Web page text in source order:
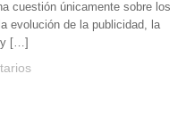
cuestión únicamente sobre los
evolución de la publicidad, la
y […]